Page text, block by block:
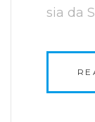
sia da